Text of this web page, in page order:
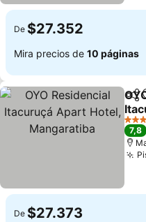
De $27.352
Mira precios de 10 páginas
Ver
3
7,8
De $27.373